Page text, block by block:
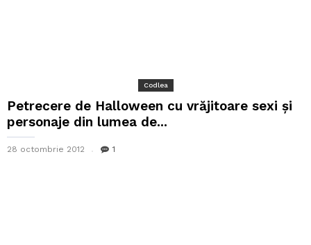
Codlea
Petrecere de Halloween cu vrăjitoare sexi și
personaje din lumea de...
28 octombrie 2012 1